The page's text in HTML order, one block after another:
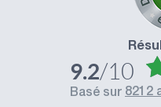
9.2/10
basé sur 8212